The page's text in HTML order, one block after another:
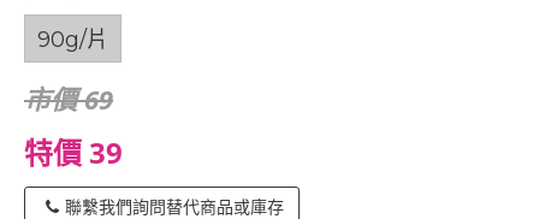
90g/片
市價 69
特價 39
聯繫我們詢問替代商品或庫存